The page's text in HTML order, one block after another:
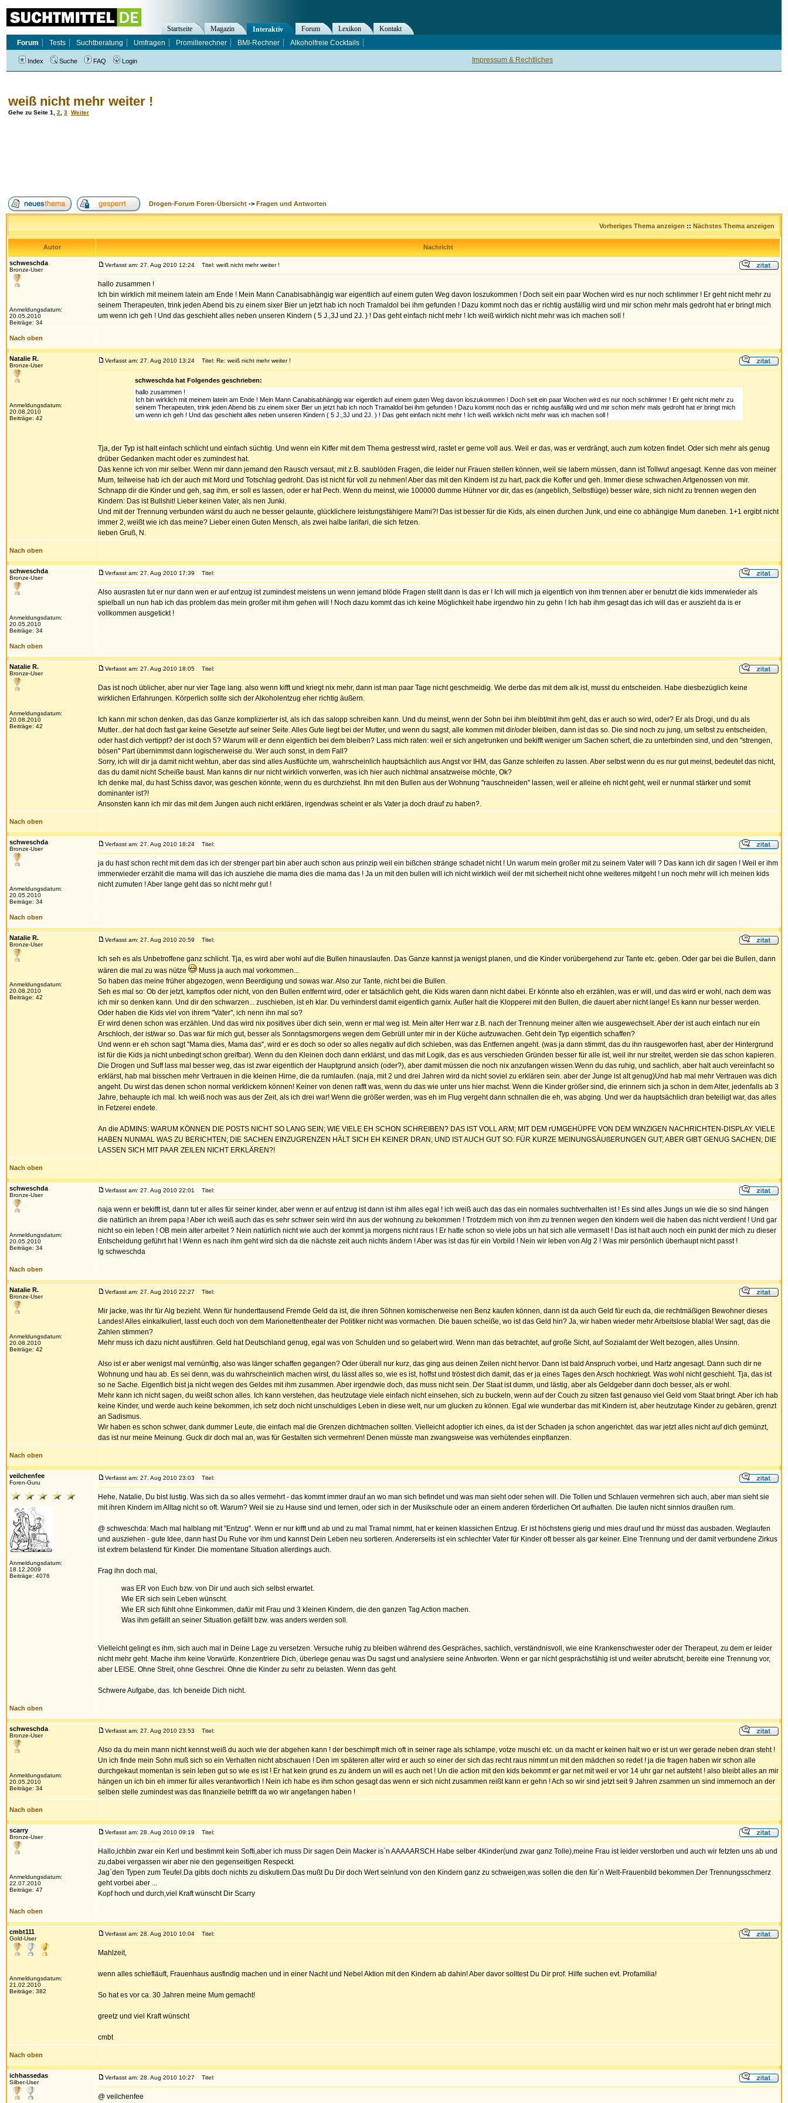
weiß nicht mehr weiter !
Gehe zu Seite 1 2 3 Weiter
Drogen-Forum Foren-Übersicht -> Fragen und Antworten
Vorheriges Thema anzeigen :: Nächstes Thema anzeigen
Autor Nachricht
schweschda
Bronze-User
Anmeldungsdatum:
20.05.2010
Beiträge: 34
Verfasst am: 27. Aug 2010 12:24 Titel: weiß nicht mehr weiter !
hallo zusammen !
Ich bin wirklich mit meinem latein am Ende ! Mein Mann Canabisabhängig war eigentlich auf einem guten Weg davon loszukommen ! Doch seit ein paar Wochen wird es nur noch schlimmer ! Er geht nicht mehr zu
seinem Therapeuten, trink jeden Abend bis zu einem sixer Bier un jetzt hab ich noch Tramaldol bei ihm gefunden ! Dazu kommt noch das er richtig ausfällig wird und mir schon mehr mals gedroht hat er bringt mich
um wenn ich geh ! Und das geschieht alles neben unseren Kindern ( 5 J.,3J und 2J. ) ! Das geht einfach nicht mehr ! Ich weiß wirklich nicht mehr was ich machen soll !
Nach oben
Natalie R.
Bronze-User
Anmeldungsdatum:
20.08.2010
Beiträge: 42
Verfasst am: 27. Aug 2010 13:24 Titel: Re: weiß nicht mehr weiter !
schweschda hat Folgendes geschrieben:
hallo zusammen !
Ich bin wirklich mit meinem latein am Ende ! Mein Mann Canabisabhängig war eigentlich auf einem guten Weg davon loszukommen ! Doch seit ein paar Wochen wird es nur noch schlimmer ! Er geht nicht mehr zu
seinem Therapeuten, trink jeden Abend bis zu einem sixer Bier un jetzt hab ich noch Tramaldol bei ihm gefunden ! Dazu kommt noch das er richtig ausfällig wird und mir schon mehr mals gedroht hat er bringt mich
um wenn ich geh ! Und das geschieht alles neben unseren Kindern ( 5 J.,3J und 2J. ) ! Das geht einfach nicht mehr ! Ich weiß wirklich nicht mehr was ich machen soll !
Tja, der Typ ist halt einfach schlicht und einfach süchtig. Und wenn ein Kiffer mit dem Thema gestresst wird, rastet er gerne voll aus. Weil er das, was er verdrängt, auch zum kotzen findet. Oder sich mehr als genug
drüber Gedanken macht oder es zumindest hat.
Das kenne ich von mir selber. Wenn mir dann jemand den Rausch versaut, mit z.B. saublöden Fragen, die leider nur Frauen stellen können, weil sie labern müssen, dann ist Tollwut angesagt. Kenne das von meiner
Mum, teilweise hab ich der auch mit Mord und Totschlag gedroht. Das ist nicht für voll zu nehmen! Aber das mit den Kindern ist zu hart, pack die Koffer und geh. Immer diese schwachen Artgenossen von mir.
Schnapp dir die Kinder und geh, sag ihm, er soll es lassen, oder er hat Pech. Wenn du meinst, wie 100000 dumme Hühner vor dir, das es (angeblich, Selbstlüge) besser wäre, sich nicht zu trennen wegen den
Kindern: Das ist Bullshit! Lieber keinen Vater, als nen Junki.
Und mit der Trennung verbunden wärst du auch ne besser gelaunte, glücklichere leistungsfähigere Mami?! Das ist besser für die Kids, als einen durchen Junk, und eine co abhängige Mum daneben. 1+1 ergibt nicht
immer 2, weißt wie ich das meine? Lieber einen Guten Mensch, als zwei halbe larifari, die sich fetzen.
lieben Gruß, N.
Nach oben
schweschda
Bronze-User
Anmeldungsdatum:
20.05.2010
Beiträge: 34
Verfasst am: 27. Aug 2010 17:39 Titel:
Also ausrasten tut er nur dann wen er auf entzug ist zumindest meistens un wenn jemand blöde Fragen stellt dann is das er ! Ich will mich ja eigentlich von ihm trennen aber er benutzt die kids immerwieder als
spielball un nun hab ich das problem das mein großer mit ihm gehen will ! Noch dazu kommt das ich keine Möglichkeit habe irgendwo hin zu gehn ! Ich hab ihm gesagt das ich will das er auszieht da is er
vollkommen ausgetickt !
Nach oben
Natalie R.
Bronze-User
Anmeldungsdatum:
20.08.2010
Beiträge: 42
Verfasst am: 27. Aug 2010 18:05 Titel:
Das ist noch üblicher, aber nur vier Tage lang. also wenn kifft und kriegt nix mehr, dann ist man paar Tage nicht geschmeidig. Wie derbe das mit dem alk ist, musst du entscheiden. Habe diesbezüglich keine
wirklichen Erfahrungen. Körperlich sollte sich der Alkoholentzug eher richtig äußern.
Ich kann mir schon denken, das das Ganze komplizierter ist, als ich das salopp schreiben kann. Und du meinst, wenn der Sohn bei ihm bleibt/mit ihm geht, das er auch so wird, oder? Er als Drogi, und du als
Mutter...der hat doch fast gar keine Gesetzte auf seiner Seite. Alles Gute liegt bei der Mutter, und wenn du sagst, alle kommen mit dir/oder bleiben, dann ist das so. Die sind noch zu jung, um selbst zu entscheiden,
oder hast dich vertippt? der ist doch 5? Warum will er denn eigentlich bei dem bleiben? Lass mich raten: weil er sich angetrunken und bekifft weniger um Sachen schert, die zu unterbinden sind, und den ''strengen,
bösen'' Part übernimmst dann logischerweise du. Wer auch sonst, in dem Fall?
Sorry, ich will dir ja damit nicht wehtun, aber das sind alles Ausflüchte um, wahrscheinlich hauptsächlich aus Angst vor IHM, das Ganze schleifen zu lassen. Aber selbst wenn du es nur gut meinst, bedeutet das nicht,
das du damit nicht Scheiße baust. Man kanns dir nur nicht wirklich vorwerfen, was ich hier auch nichtmal ansatzweise möchte, Ok?
Ich denke mal, du hast Schiss davor, was geschen könnte, wenn du es durchziehst. Ihn mit den Bullen aus der Wohnung ''rauschneiden'' lassen, weil er alleine eh nicht geht, weil er nunmal stärker und somit
dominanter ist?!
Ansonsten kann ich mir das mit dem Jungen auch nicht erklären, irgendwas scheint er als Vater ja doch drauf zu haben?.
Nach oben
schweschda
Bronze-User
Anmeldungsdatum:
20.05.2010
Beiträge: 34
Verfasst am: 27. Aug 2010 18:24 Titel:
ja du hast schon recht mit dem das ich der strenger part bin aber auch schon aus prinzip weil ein bißchen stränge schadet nicht ! Un warum mein großer mit zu seinem Vater will ? Das kann ich dir sagen ! Weil er ihm
immerwieder erzählt die mama will das ich ausziehe die mama dies die mama das ! Ja un mit den bullen will ich nicht wirklich weil der mit sicherheit nicht ohne weiteres mitgeht ! un noch mehr will ich meinen kids
nicht zumuten ! Aber lange geht das so nicht mehr gut !
Nach oben
Natalie R.
Bronze-User
Anmeldungsdatum:
20.08.2010
Beiträge: 42
Verfasst am: 27. Aug 2010 20:59 Titel:
Ich seh es als Unbetroffene ganz schlicht. Tja, es wird aber wohl auf die Bullen hinauslaufen. Das Ganze kannst ja wenigst planen, und die Kinder vorübergehend zur Tante etc. geben. Oder gar bei die Bullen, dann
wären die mal zu was nütze
Muss ja auch mal vorkommen...
So haben das meine früher abgezogen, wenn Beerdigung und sowas war. Also zur Tante, nicht bei die Bullen.
Seh es mal so: Ob der jetzt, kampflos oder nicht, von den Bullen entfernt wird, oder er tatsächlich geht, die Kids waren dann nicht dabei. Er könnte also eh erzählen, was er will, und das wird er wohl, nach dem was
ich mir so denken kann. Und dir den schwarzen... zuschieben, ist eh klar. Du verhinderst damit eigentlich garnix. Außer halt die Klopperei mit den Bullen, die dauert aber nicht lange! Es kann nur besser werden.
Oder haben die Kids viel von ihrem ''Vater'', ich nenn ihn mal so?
Er wird denen schon was erzählen. Und das wird nix positives über dich sein, wenn er mal weg ist. Mein alter Herr war z.B. nach der Trennung meiner alten wie ausgewechselt. Aber der ist auch einfach nur ein
Arschloch, der ist/war so. Das war für mich gut, besser als Sonntagsmorgens wegen dem Gebrüll unter mir in der Küche aufzuwachen. Geht dein Typ eigentlich schaffen?
Und wenn er eh schon sagt ''Mama dies, Mama das'', wird er es doch so oder so alles negativ auf dich schieben, was das Entfernen angeht. (was ja dann stimmt, das du ihn rausgeworfen hast, aber der Hintergrund
ist für die Kids ja nicht unbedingt schon greifbar). Wenn du den Kleinen doch dann erklärst, und das mit Logik, das es aus verschieden Gründen besser für alle ist, weil ihr nur streitet, werden sie das schon kapieren.
Die Drogen und Suff lass mal besser weg, das ist zwar eigentlich der Hauptgrund ansich (oder?), aber damit müssen die noch nix anzufangen wissen.Wenn du das ruhig, und sachlich, aber halt auch vereinfacht so
erklärst, hab mal bisschen mehr Vertrauen in die kleinen Hirne, die da rumlaufen. (naja, mit 2 und drei Jahren wird da nicht soviel zu erklären sein. aber der Junge ist alt genug)Und hab mal mehr Vertrauen was dich
angeht. Du wirst das denen schon normal verklickern können! Keiner von denen rafft was, wenn du das wie unter uns hier machst. Wenn die Kinder größer sind, die erinnern sich ja schon in dem Alter, jedenfalls ab 3
Jahre, behaupte ich mal. Ich weiß noch was aus der Zeit, als ich drei war! Wenn die größer werden, was eh im Flug vergeht dann schnallen die eh, was abging. Und wer da hauptsächlich dran beteiligt war, das alles
in Fetzerei endete.
An die ADMINS: WARUM KÖNNEN DIE POSTS NICHT SO LANG SEIN; WIE VIELE EH SCHON SCHREIBEN? DAS IST VOLL ARM; MIT DEM rUMGEHÜPFE VON DEM WINZIGEN NACHRICHTEN-DISPLAY. VIELE
HABEN NUNMAL WAS ZU BERICHTEN; DIE SACHEN EINZUGRENZEN HÄLT SICH EH KEINER DRAN; UND IST AUCH GUT SO: FÜR KURZE MEINUNGSÄUßERUNGEN GUT; ABER GIBT GENUG SACHEN; DIE
LASSEN SICH MIT PAAR ZEILEN NICHT ERKLÄREN?!
Nach oben
schweschda
Bronze-User
Anmeldungsdatum:
20.05.2010
Beiträge: 34
Verfasst am: 27. Aug 2010 22:01 Titel:
naja wenn er bekifft ist, dann tut er alles für seiner kinder, aber wenn er auf entzug ist dann ist ihm alles egal ! ich weiß auch das das ein normales suchtverhalten ist ! Es sind alles Jungs un wie die so sind hängen
die natürlich an ihrem papa ! Aber ich weiß auch das es sehr schwer sein wird ihn aus der wohnung zu bekommen ! Trotzdem mich von ihm zu trennen wegen den kindern weil die haben das nicht verdient ! Und gar
nicht so ein leben ! OB mein alter arbeitet ? Nein natürlich nicht wie auch der kommt ja morgens nicht raus ! Er hatte schon so viele jobs un hat sich alle vermaselt ! Das ist halt auch noch ein punkt der mich zu dieser
Entscheidung geführt hat ! Wenn es nach ihm geht wird sich da die nächste zeit auch nichts ändern ! Aber was ist das für ein Vorbild ! Nein wir leben von Alg 2 ! Was mir persönlich überhaupt nicht passt !
lg schweschda
Nach oben
Natalie R.
Bronze-User
Anmeldungsdatum:
20.08.2010
Beiträge: 42
Verfasst am: 27. Aug 2010 22:27 Titel:
Mir jacke, was ihr für Alg bezieht. Wenn für hunderttausend Fremde Geld da ist, die ihren Söhnen komischerweise nen Benz kaufen können, dann ist da auch Geld für euch da, die rechtmäßigen Bewohner dieses
Landes! Alles einkalkuliert, lasst euch doch von dem Marionettentheater der Politiker nicht was vormachen. Die bauen scheiße, wo ist das Geld hin? Ja, wir haben wieder mehr Arbeitslose blabla! Wer sagt, das die
Zahlen stimmen?
Mehr muss ich dazu nicht ausführen. Geld hat Deutschland genug, egal was von Schulden und so gelabert wird. Wenn man das betrachtet, auf große Sicht, auf Sozialamt der Welt bezogen, alles Unsinn.
Also ist er aber wenigst mal vernünftig, also was länger schaffen gegangen? Oder überall nur kurz, das ging aus deinen Zeilen nicht hervor. Dann ist bald Anspruch vorbei, und Hartz angesagt. Dann such dir ne
Wohnung und hau ab. Es sei denn, was du wahrscheinlich machen wirst, du lässt alles so, wie es ist, hoffst und tröstest dich damit, das er ja eines Tages den Arsch hochkriegt. Was wohl nicht geschieht. Tja, das ist
so ne Sache. Eigentlich bist ja nicht wegen des Geldes mit ihm zusammen. Aber irgendwie doch, das muss nicht sein. Der Staat ist dumm, und lästig, aber als Geldgeber dann doch besser, als er wohl.
Mehr kann ich nicht sagen, du weißt schon alles. Ich kann verstehen, das heutzutage viele einfach nicht einsehen, sich zu buckeln, wenn auf der Couch zu sitzen fast genauso viel Geld vom Staat bringt. Aber ich hab
keine Kinder, und werde auch keine bekommen, ich setz doch nicht unschuldiges Leben in diese welt, nur um glucken zu können. Egal wie wunderbar das mit Kindern ist, aber heutzutage Kinder zu gebären, grenzt
an Sadismus.
Wir haben es schon schwer, dank dummer Leute, die einfach mal die Grenzen dichtmachen sollten. Vielleicht adoptier ich eines, da ist der Schaden ja schon angerichtet. das war jetzt alles nicht auf dich gemünzt,
das ist nur meine Meinung. Guck dir doch mal an, was für Gestalten sich vermehren! Denen müsste man zwangsweise was verhütendes einpflanzen.
Nach oben
veilchenfee
Foren-Guru
Anmeldungsdatum:
18.12.2009
Beiträge: 4076
Verfasst am: 27. Aug 2010 23:03 Titel:
Hehe, Natalie, Du bist lustig. Was sich da so alles vermehrt - das kommt immer drauf an wo man sich befindet und was man sieht oder sehen will. Die Tollen und Schlauen vermehren sich auch, aber man sieht sie
mit ihren Kindern im Alltag nicht so oft. Warum? Weil sie zu Hause sind und lernen, oder sich in der Musikschule oder an einem anderen förderlichen Ort aufhalten. Die laufen nicht sinnlos draußen rum.
@ schweschda: Mach mal halblang mit "Entzug". Wenn er nur kifft und ab und zu mal Tramal nimmt, hat er keinen klassichen Entzug. Er ist höchstens gierig und mies drauf und Ihr müsst das ausbaden. Weglaufen
und ausziehen - gute Idee, dann hast Du Ruhe vor ihm und kannst Dein Leben neu sortieren. Andererseits ist ein schlechter Vater für Kinder oft besser als gar keiner. Eine Trennung und der damit verbundene Zirkus
ist extrem belastend für Kinder. Die momentane Situation allerdings auch.
Frag ihn doch mal,
was ER von Euch bzw. von Dir und auch sich selbst erwartet.
Wie ER sich sein Leben wünscht.
Wie ER sich fühlt ohne Einkommen, dafür mit Frau und 3 kleinen Kindern, die den ganzen Tag Action machen.
Was ihm gefällt an seiner Situation gefällt bzw. was anders werden soll.
Vielleicht gelingt es ihm, sich auch mal in Deine Lage zu versetzen. Versuche ruhig zu bleiben während des Gespräches, sachlich, verständnisvoll, wie eine Krankenschwester oder der Therapeut, zu dem er leider
nicht mehr geht. Mache ihm keine Vorwürfe. Konzentriere Dich, überlege genau was Du sagst und analysiere seine Antworten. Wenn er gar nicht gesprächsfähig ist und weiter abrutscht, bereite eine Trennung vor,
aber LEISE. Ohne Streit, ohne Geschrei. Ohne die Kinder zu sehr zu belasten. Wenn das geht.
Schwere Aufgabe, das. Ich beneide Dich nicht.
Nach oben
schweschda
Bronze-User
Anmeldungsdatum:
20.05.2010
Beiträge: 34
Verfasst am: 27. Aug 2010 23:53 Titel:
Also da du mein mann nicht kennst weiß du auch wie der abgehen kann ! der beschimpft mich oft in seiner rage als schlampe, votze muschi etc. un da macht er keinen halt wo er ist un wer gerade neben dran steht !
Un ich finde mein Sohn muß sich so ein Verhalten nicht abschauen ! Den im späteren alter wird er auch so einer der sich das recht raus nimmt un mit den mädchen so redet ! ja die fragen haben wir schon alle
durchgekaut momentan is sein leben gut so wie es ist ! Er hat kein grund es zu ändern un will es auch net ! Un die action mit den kids bekommt er gar net mit weil er vor 14 uhr gar net aufsteht ! also bleibt alles an mir
hängen un ich bin eh immer für alles verantwortlich ! Nein ich habe es ihm schon gesagt das wenn er sich nicht zusammen reißt kann er gehn ! Ach so wir sind jetzt seit 9 Jahren zsammen un sind immernoch an der
selben stelle zumindest was das finanzielle betrifft da wo wir angefangen haben !
Nach oben
scarry
Bronze-User
Anmeldungsdatum:
22.07.2010
Beiträge: 47
Verfasst am: 28. Aug 2010 09:19 Titel:
Hallo,ichbin zwar ein Kerl und bestimmt kein Softi,aber ich muss Dir sagen Dein Macker is`n AAAAARSCH.Habe selber 4Kinder(und zwar ganz Tolle),meine Frau ist leider verstorben und auch wir fetzten uns ab und
zu,dabei vergassen wir aber nie den gegenseitigen Respeckt.
Jag`den Typen zum Teufel.Da gibts doch nichts zu diskutiern.Das mußt Du Dir doch Wert sein!und von den Kindern ganz zu schweigen,was sollen die den für`n Welt-Frauenbild bekommen.Der Trennungsschmerz
geht vorbei aber ...
Kopf hoch und durch,viel Kraft wünscht Dir Scarry
Nach oben
cmbt111
Gold-User
Anmeldungsdatum:
21.02.2010
Beiträge: 382
Verfasst am: 28. Aug 2010 10:04 Titel:
Mahlzeit,
wenn alles schiefläuft, Frauenhaus ausfindig machen und in einer Nacht und Nebel Aktion mit den Kindern ab dahin! Aber davor solltest Du Dir prof. Hilfe suchen evt. Profamilia!
So hat es vor ca. 30 Jahren meine Mum gemacht!
greetz und viel Kraft wünscht
cmbt
Nach oben
ichhassedas
Silber-User
Verfasst am: 28. Aug 2010 10:27 Titel:
@ veilchenfee
Impressum & Rechtliches
Startseite Magazin Interaktiv Forum Lexikon
Kontakt
Forum
Tests Suchtberatung Umfragen Promillerechner BMI-Rechner Alkoholfreie Cocktails
Index Suche FAQ Login